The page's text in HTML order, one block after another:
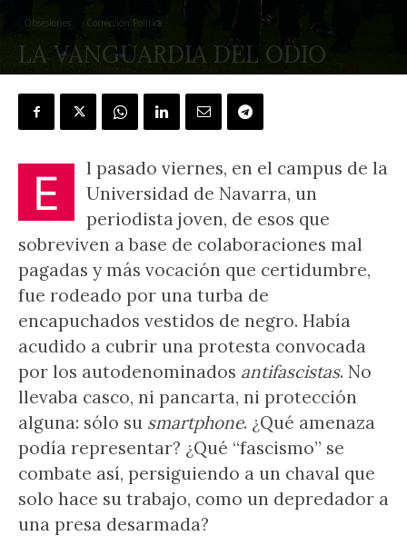
Obsesiones Corrección Política
LA VANGUARDIA DEL ODIO
E
l pasado viernes, en el campus de la
Universidad de Navarra, un
periodista joven, de esos que
sobreviven a base de colaboraciones mal
pagadas y más vocación que certidumbre,
fue rodeado por una turba de
encapuchados vestidos de negro. Había
acudido a cubrir una protesta convocada
por los autodenominados antifascistas. No
llevaba casco, ni pancarta, ni protección
alguna: sólo su smartphone. ¿Qué amenaza
podía representar? ¿Qué “fascismo” se
combate así, persiguiendo a un chaval que
solo hace su trabajo, como un depredador a
una presa desarmada?